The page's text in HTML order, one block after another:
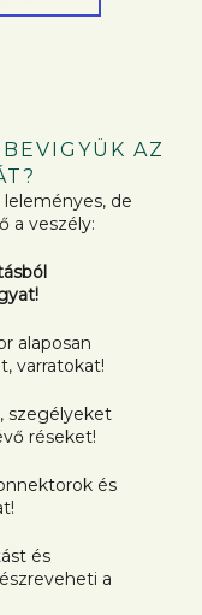
AZ
leleményes, de
a veszély:
alaposan
varratokat!
szegélyeket
réseket!
és
és
a